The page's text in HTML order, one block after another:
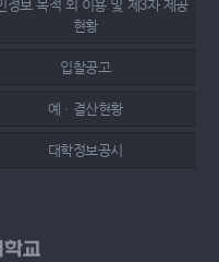
정보 목적 외 이용 및 제3자 제공
현황
입찰공고
예ㆍ결산현황
대학정보공시